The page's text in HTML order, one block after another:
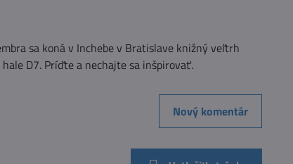
sa koná v Inchebe v Bratislave knižný veľtrh
D7. Príďte a nechajte sa inšpirovať.
Nový komentár